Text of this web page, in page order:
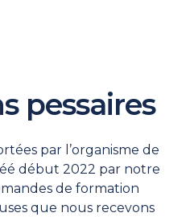
pessaires
par l’organisme de
début 2022 par notre
de formation
que nous recevons